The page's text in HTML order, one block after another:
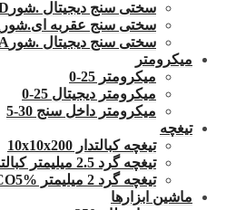
سختی سنج دیجیتال .شورD
سختی سنج عقربه ای.شورA
سختی سنج دیجیتال .شورA
میکرومتر
میکرومتر 25-0
میکرومتر دیجیتال 25-0
میکرومتر داخل سنج 30-5
تیغچه
تیغچه کبالتدار 10x10x200
تیغچه گرد 2.5 میلیمتر کبالتدار
تیغچه گرد 2 میلیمتر HSSCO5%
ماشین ابزارها